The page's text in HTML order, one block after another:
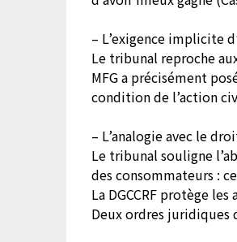
– L’exigence implicite
Le tribunal reproche
MFG a précisément
condition de l’action
– L’analogie avec le
Le tribunal souligne
des consommateurs :
La DGCCRF protège
Deux ordres juridiques